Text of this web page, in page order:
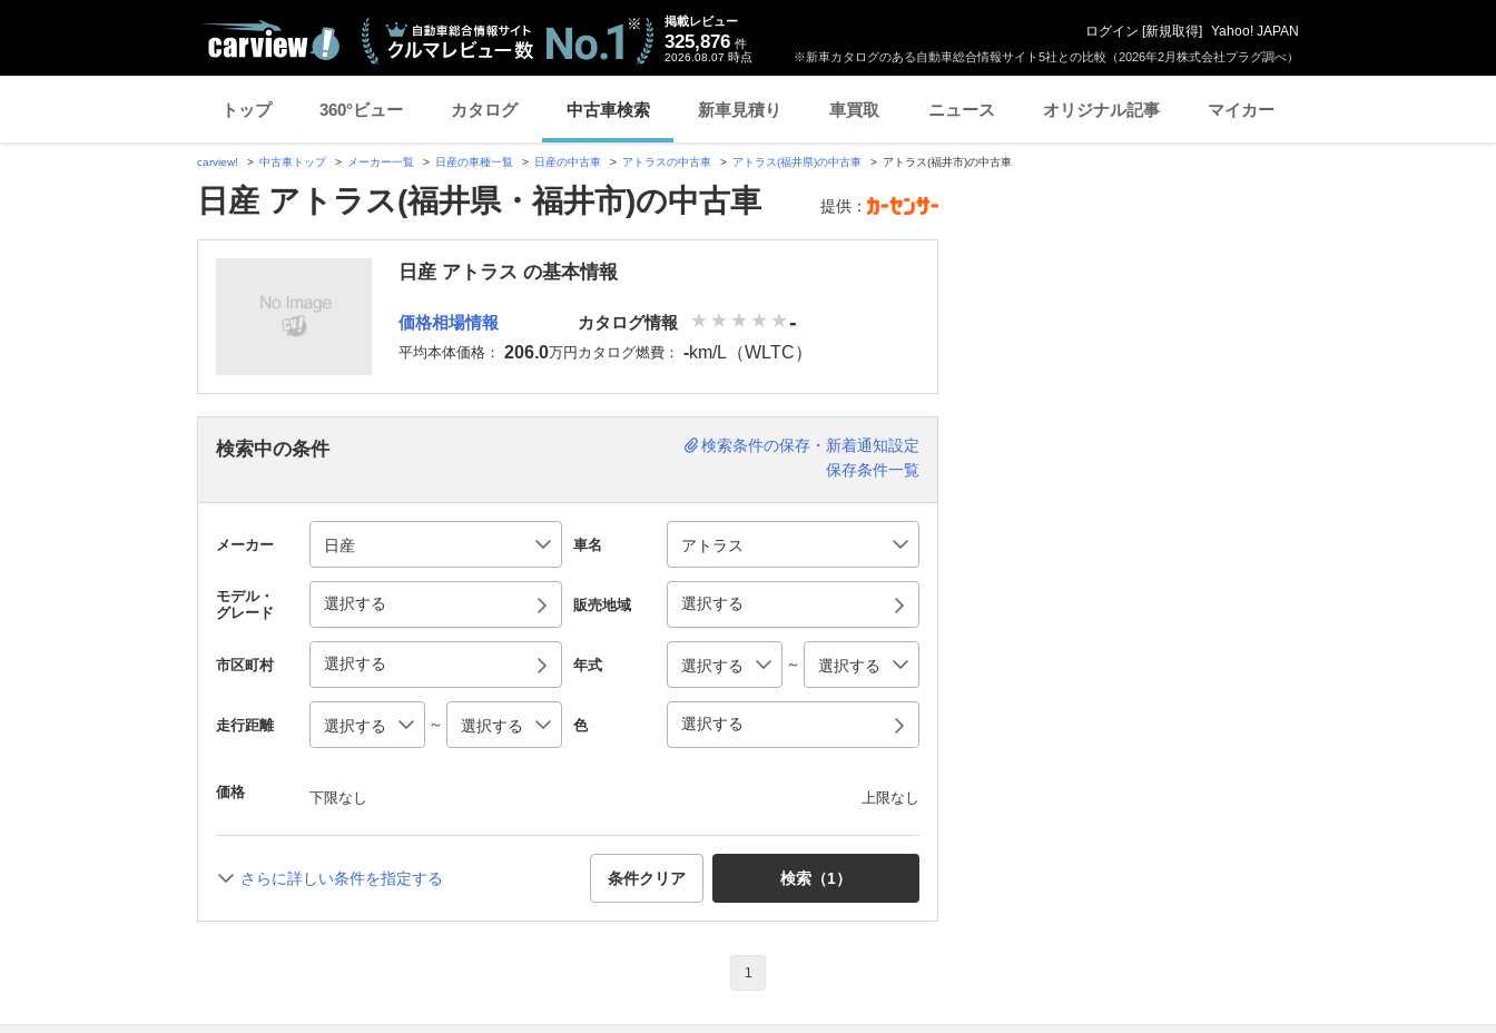
※新車カタログのある自動車総合情報サイト5社との比較（2026年2月株式会社プラグ調べ）
掲載レビュー
325,876 件
2026.08.07 時点
ログイン [新規取得] Yahoo! JAPAN
トップ 360°ビュー カタログ 中古車検索 新車見積り 車買取 ニュース オリジナル記事 マイカー
carview! 中古車トップ メーカー一覧 日産の車種一覧 日産の中古車 アトラスの中古車 アトラス(福井県)の中古車 アトラス(福井市)の中古車
日産 アトラス(福井県・福井市)の中古車 提供：
日産 アトラス の基本情報
価格相場情報
平均本体価格： 206.0万円
カタログ情報 -
カタログ燃費： -km/L（WLTC）
検索中の条件
検索条件の保存・新着通知設定
保存条件一覧
メーカー 車名
モデル・
グレード
選択する 販売地域 選択する
市区町村 選択する 年式 ～
走行距離 ～ 色 選択する
価格 下限なし 上限なし
さらに詳しい条件を指定する 条件クリア 検索（1）
1